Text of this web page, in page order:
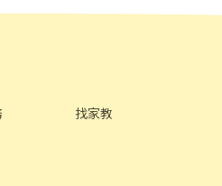
約6~8小時) 夜班時段 -
班時段 - 15:00~19:00 ＝＝＝＝＝
數排休；時薪人員依照門市與個人
園市桃園區
找家教